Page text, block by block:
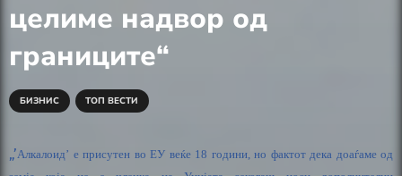
целиме надвор од
границите“
БИЗНИС ТОП ВЕСТИ
„’Алкалоид’ е присутен во ЕУ веќе 18 години, но фактот дека доаѓаме од